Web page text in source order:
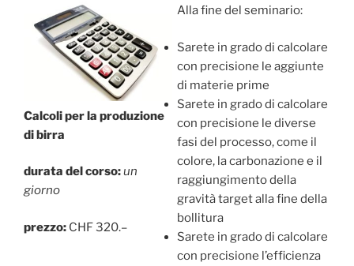
Calcoli per la produzione
di birra
durata del corso:un
giorno
prezzo: CHF 320.–
Alla fine del seminario:
Sarete in grado di calcolare
con precisione le aggiunte
di materie prime
Sarete in grado di calcolare
con precisione le diverse
fasi del processo, come il
colore, la carbonazione e il
raggiungimento della
gravità target alla fine della
bollitura
Sarete in grado di calcolare
con precisione l’efficienza